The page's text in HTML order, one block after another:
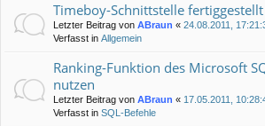
Timeboy-Schnittstelle fertiggestellt
Letzter Beitrag von ABraun « 24.08.2011,
Verfasst in Allgemein
Ranking-Funktion des Microsoft
nutzen
Letzter Beitrag von ABraun « 17.05.2011,
Verfasst in SQL-Befehle